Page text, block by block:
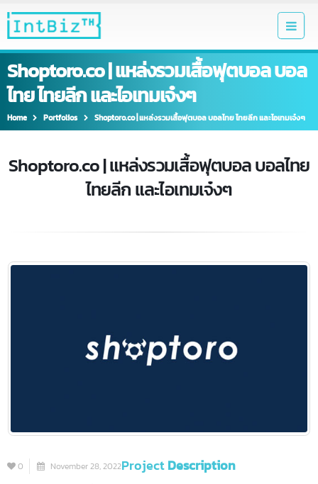
Shoptoro.co | แหล่งรวมเสื้อฟุตบอล บอ
ไทย ไทยลีก และไอเทมเจ๋งๆ
Home Portfolios Shoptoro.co | แหล่งรวมเสื้อฟุตบอล บอลไทย ไทยลีก และไอเทมเจ๋
Shoptoro.co | แหล่งรวมเสื้อฟุตบอล บอลไ
ไทยลีก และไอเทมเจ๋งๆ